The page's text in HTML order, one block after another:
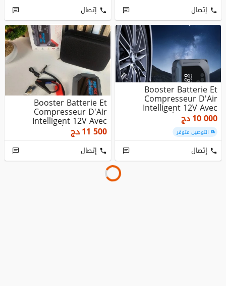
إتصال إتصال
Booster Batterie Et
Compresseur D'Air
Intelligent 12V Avec
Écran LCD C...
10 000دج
التوصيل متوفر
إتصال
Booster Batterie Et
Compresseur D'Air
Intelligent 12V Avec
Écran LCD C...
11 500دج
إتصال